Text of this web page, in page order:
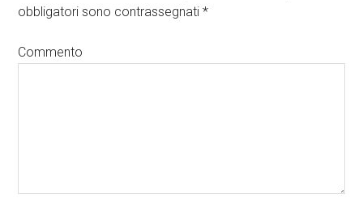
obbligatori sono contrassegnati*
Commento